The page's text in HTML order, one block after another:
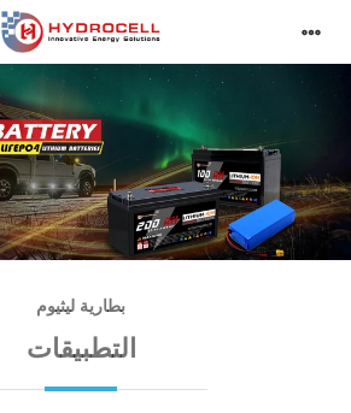
بطارية ليثيوم
التطبيقات